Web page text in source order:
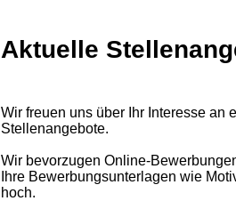
Aktuelle
Wir freuen uns über Ihr Interesse an
Stellenangebote.
Wir bevorzugen Online-
Ihre Bewerbungsunterlagen wie
hoch.